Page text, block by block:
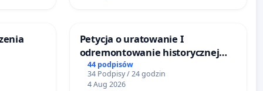
Petycja o uratowanie I
odremontowanie historycznej
Lokomotywy sm42-914
44 podpisów
34 Podpisy / 24 godzin
4 Aug 2026